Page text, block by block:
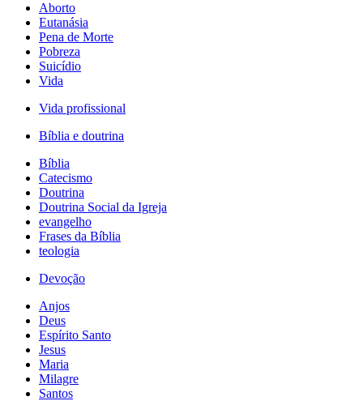
Aborto
Eutanásia
Pena de Morte
Pobreza
Suicídio
Vida
Vida profissional
Bíblia e doutrina
Bíblia
Catecismo
Doutrina
Doutrina Social da Igreja
evangelho
Frases da Bíblia
teologia
Devoção
Anjos
Deus
Espírito Santo
Jesus
Maria
Milagre
Santos